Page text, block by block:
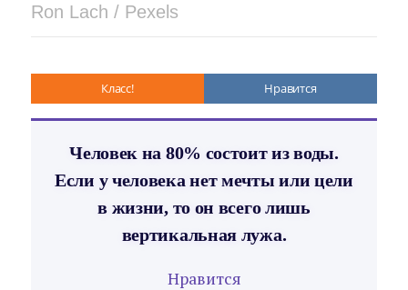
Ron Lach / Pexels
Класс! Нравится
Человек на 80% состоит из воды.
Если у человека нет мечты или цели
в жизни, то он всего лишь
вертикальная лужа.
Нравится